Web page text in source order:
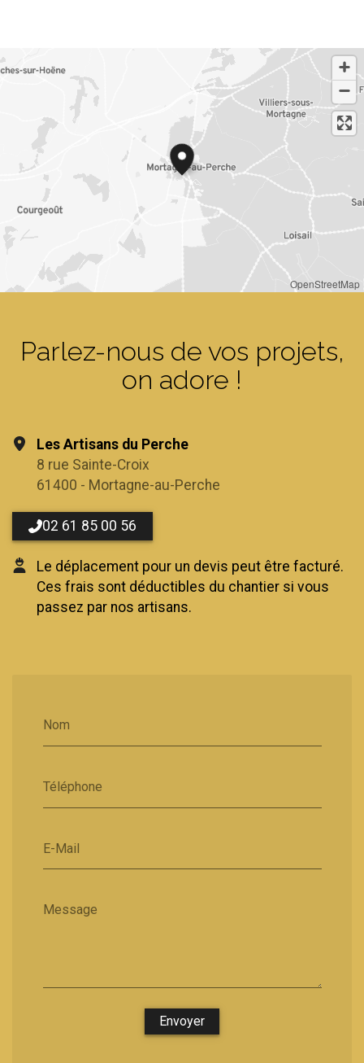
OpenStreetMap
Parlez-nous de vos projets,
on adore !
Nom
Téléphone
E-Mail
Message
Envoyer
Les Artisans du Perche
8 rue Sainte-Croix
61400 - Mortagne-au-Perche
02 61 85 00 56
Le déplacement pour un devis peut être facturé.
Ces frais sont déductibles du chantier si vous
passez par nos artisans.